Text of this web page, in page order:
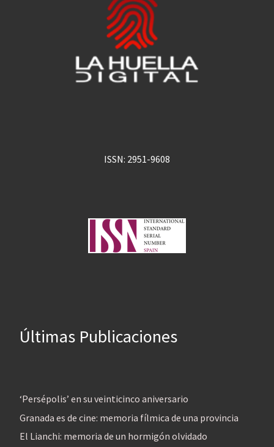
ISSN: 2951-9608
Últimas Publicaciones
‘Persépolis’ en su veinticinco aniversario
Granada es de cine: memoria fílmica de una provincia
El Lianchi: memoria de un hormigón olvidado